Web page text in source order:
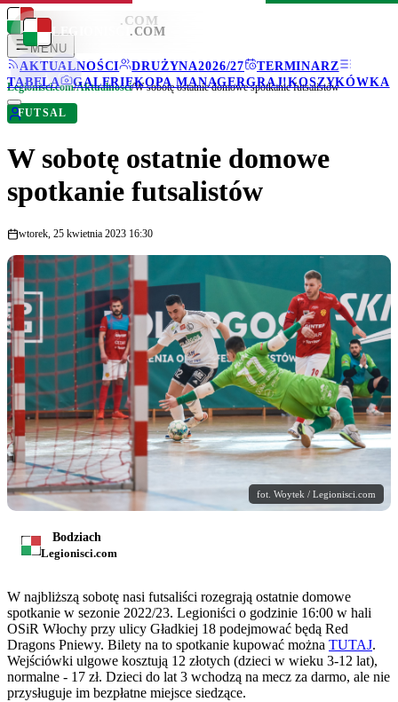
LEGIONISCI .COM
MENU
AKTUALNOŚCI
DRUŻYNA2026/27
TERMINARZ
TABELA
GALERIEKOPA MANAGERGRAJ!KOSZYKÓWKA
LEGIONISCI .COM
Legionisci.com/Aktualności/W sobotę ostatnie domowe spotkanie futsalistów
FUTSAL
W sobotę ostatnie domowe
spotkanie futsalistów
wtorek, 25 kwietnia 2023 16:30
fot. Woytek / Legionisci.com
Bodziach
Legionisci.com
W najbliższą sobotę nasi futsaliści rozegrają ostatnie domowe
spotkanie w sezonie 2022/23. Legioniści o godzinie 16:00 w hali
OSiR Włochy przy ulicy Gładkiej 18 podejmować będą Red
Dragons Pniewy. Bilety na to spotkanie kupować można TUTAJ.
Wejściówki ulgowe kosztują 12 złotych (dzieci w wieku 3-12 lat),
normalne - 17 zł. Dzieci do lat 3 wchodzą na mecz za darmo, ale nie
przysługuje im bezpłatne miejsce siedzące.